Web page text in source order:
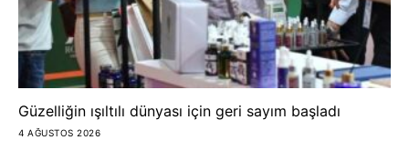
Güzelliğin ışıltılı dünyası için geri sayım başladı
4 AĞUSTOS 2026